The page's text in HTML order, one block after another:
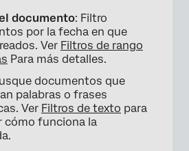
documento: Filtro
por la fecha en que
Ver Filtros de rango
Para más detalles.
documentos que
palabras o frases
Ver Filtros de texto para
cómo funciona la